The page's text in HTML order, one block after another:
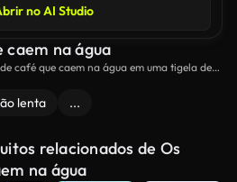
no AI Studio
caem na água
café que caem na água em uma tigela de
lenta ...
relacionados de Os
na água